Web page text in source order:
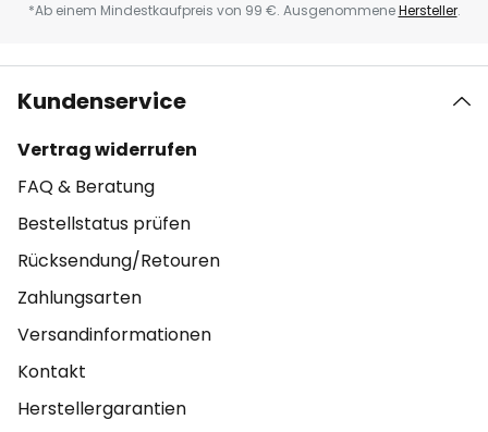
*Ab einem Mindestkaufpreis von 99 €. AusgenommeneHersteller.
Kundenservice
Vertrag widerrufen
FAQ & Beratung
Bestellstatus prüfen
Rücksendung/Retouren
Zahlungsarten
Versandinformationen
Kontakt
Herstellergarantien